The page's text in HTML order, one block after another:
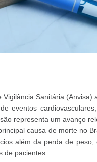
Vigilância Sanitária
eventos
representa um avanço
causa de morte no
além da perda de
de pacientes.